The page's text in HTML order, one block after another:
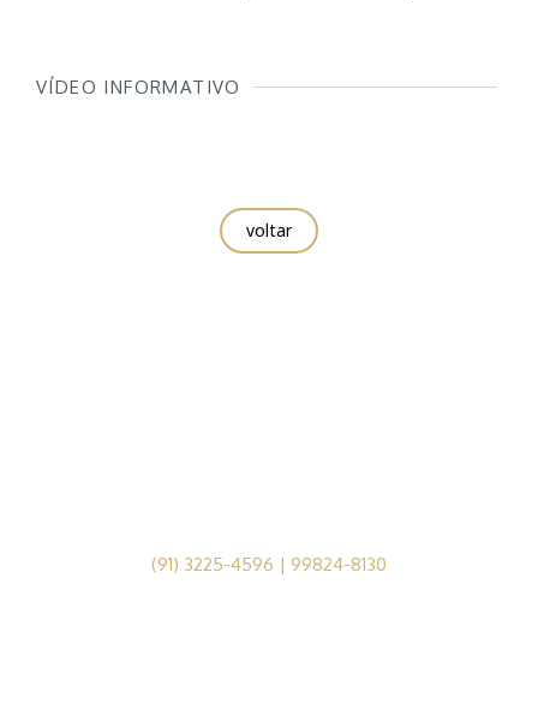
VÍDEO INFORMATIVO
voltar
(91) 3225-4596 | 99824-8130